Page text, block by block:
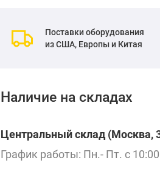
Поставки оборудования
из США, Европы и Китая
Наличие на складах
Центральный склад (Москва,
График работы: Пн.- Пт. с